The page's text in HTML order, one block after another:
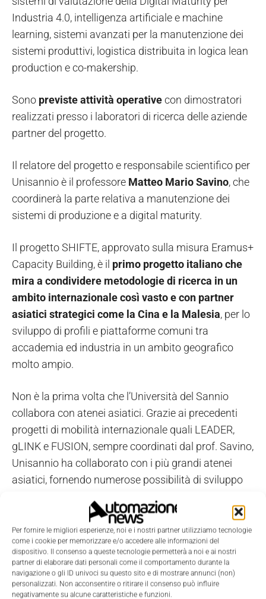
Per fornire le migliori esperienze, noi e i nostri partner utilizziamo tecnologie
come i cookie per memorizzare e/o accedere alle informazioni del
dispositivo. Il consenso a queste tecnologie permetterà a noi e ai nostri
partner di elaborare dati personali come il comportamento durante la
navigazione o gli ID univoci su questo sito e di mostrare annunci (non)
personalizzati. Non acconsentire o ritirare il consenso può influire
negativamente su alcune caratteristiche e funzioni.
Industria 4.0, intelligenza artificiale e machine
learning, sistemi avanzati per la manutenzione dei
sistemi produttivi, logistica distribuita in logica lean
production e co-makership.
Sono previste attività operativecon dimostratori
realizzati presso i laboratori di ricerca delle aziende
partner del progetto.
Il relatore del progetto e responsabile scientifico per
Unisannio è il professore Matteo Mario Savino, che
coordinerà la parte relativa a manutenzione dei
sistemi di produzione e a digital maturity.
Il progetto SHIFTE, approvato sulla misura Eramus+
Capacity Building, è il primo progetto italiano che
mira a condividere metodologie di ricerca in un
ambito internazionale così vasto e con partner
asiatici strategici come la Cina e la Malesia, per lo
sviluppo di profili e piattaforme comuni tra
accademia ed industria in un ambito geografico
molto ampio.
Non è la prima volta che l’Università del Sannio
collabora con atenei asiatici. Grazie ai precedenti
progetti di mobilità internazionale quali LEADER,
gLINK e FUSION, sempre coordinati dal prof. Savino,
Unisannio ha collaborato con i più grandi atenei
asiatici, fornendo numerose possibilità di sviluppo
TAGS Unisannio